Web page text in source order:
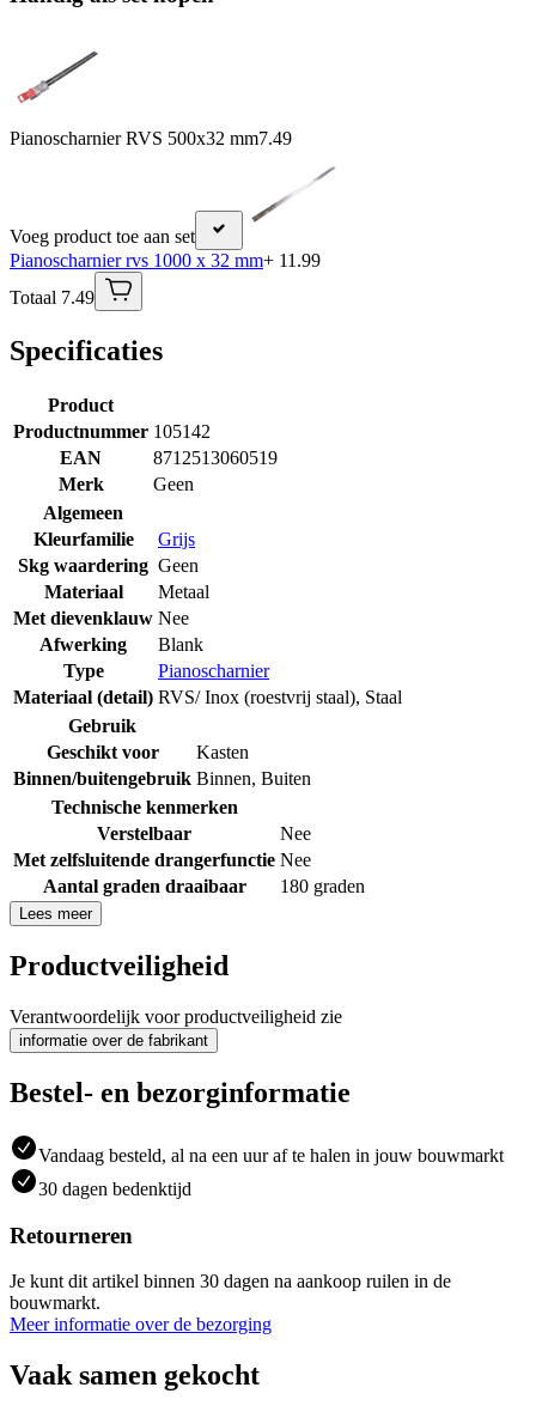
Pianoscharnier RVS 500x32 mm7.49
Voeg product toe aan set
Pianoscharnier rvs 1000 x 32 mm+ 11.99
Totaal 7.49
Specificaties
Product
Productnummer 105142
EAN
8712513060519
Merk
Geen
Algemeen
Kleurfamilie
Grijs
Skg waardering Geen
Materiaal
Metaal
Met dievenklauw Nee
Afwerking
Blank
Type
Pianoscharnier
Materiaal (detail) RVS/ Inox (roestvrij staal), Staal
Gebruik
Geschikt voor
Kasten
Binnen/buitengebruik Binnen, Buiten
Technische kenmerken
Verstelbaar
Nee
Met zelfsluitende drangerfunctie Nee
Aantal graden draaibaar
180 graden
Lees meer
Productveiligheid
Verantwoordelijk voor productveiligheid zie
informatie over de fabrikant
Bestel- en bezorginformatie
Vandaag besteld, al na een uur af te halen in jouw bouwmarkt
30 dagen bedenktijd
Retourneren
Je kunt dit artikel binnen 30 dagen na aankoop ruilen in de
bouwmarkt.
Meer informatie over de bezorging
Vaak samen gekocht